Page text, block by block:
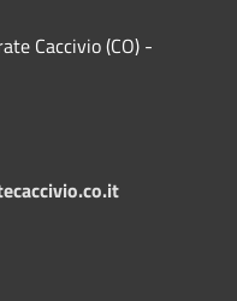
Caccivio (CO) -